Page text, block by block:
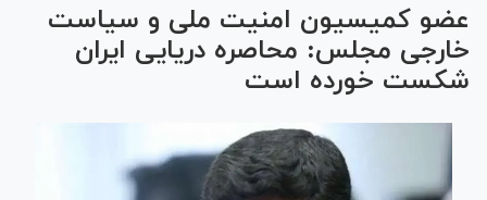
عضو کمیسیون امنیت ملی و سیاست
خارجی مجلس: محاصره دریایی ایران
شکست خورده است